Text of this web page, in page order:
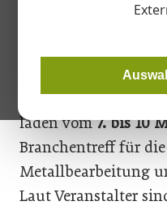
internationale
Komponenten,
laden vom7. bis 10
Branchentreff für
Metallbearbeitung
Laut Veranstalter